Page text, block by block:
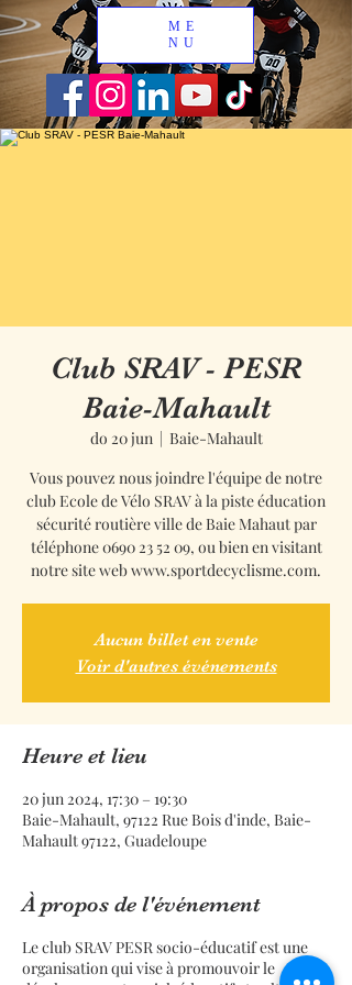
ME
NU
Club SRAV - PESR
Baie-Mahault
do 20 jun
  |
Baie-Mahault
Vous pouvez nous joindre l'équipe de notre
club Ecole de Vélo SRAV à la piste éducation
sécurité routière ville de Baie Mahaut par
téléphone 0690 23 52 09, ou bien en visitant
notre site web www.sportdecyclisme.com.
Aucun billet en vente
Voir d'autres événements
Heure et lieu
20 jun 2024, 17:30 – 19:30
Baie-Mahault, 97122 Rue Bois d'inde, Baie-
Mahault 97122, Guadeloupe
À propos de l'événement
Le club SRAV PESR socio-éducatif est une
organisation qui vise à promouvoir le